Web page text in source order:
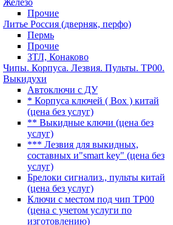
Железо
Прочие
Литье Россия (дверняк, перфо)
Пермь
Прочие
ЗТЛ, Конаково
Чипы. Корпуса. Лезвия. Пульты. TP00.
Выкидухи
Автоключи с ДУ
* Корпуса ключей ( Box ) китай
(цена без услуг)
** Выкидные ключи (цена без
услуг)
*** Лезвия для выкидных,
составных и"smart key" (цена без
услуг)
Брелоки сигнализ., пульты китай
(цена без услуг)
Ключи с местом под чип TP00
(цена с учетом услуги по
изготовлению)